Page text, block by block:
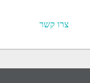
צרו קשר